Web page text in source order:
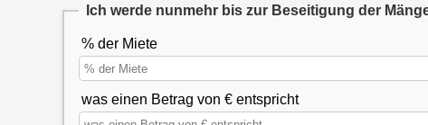
Ich werde nunmehr bis zur Beseitigung der
% der Miete
was einen Betrag von € entspricht